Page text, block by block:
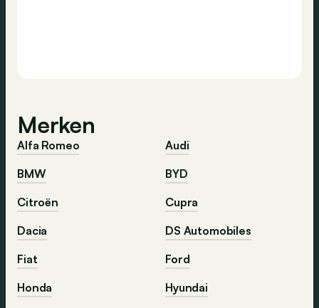
Merken
Alfa Romeo
Audi
BMW
BYD
Citroën
Cupra
Dacia
DS Automobiles
Fiat
Ford
Honda
Hyundai